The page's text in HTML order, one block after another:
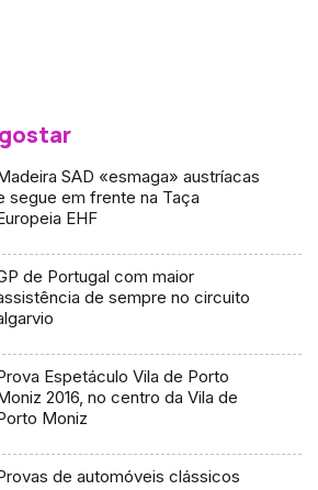
SAD «esmaga» austríacas
segue em frente na Taça
EHF
de Portugal com maior
de sempre no circuito
Espetáculo Vila de Porto
2016, no centro da Vila de
Moniz
de automóveis clássicos